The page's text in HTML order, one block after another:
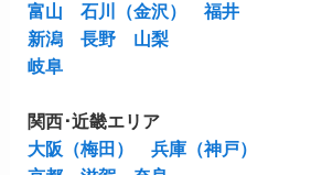
富山
石川（金沢）
福井
新潟
長野
山梨
岐阜
関西･近畿エリア
大阪（梅田）
兵庫（神戸）